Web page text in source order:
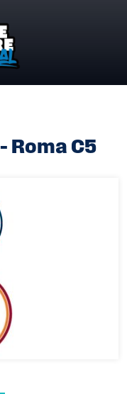
Roma C5